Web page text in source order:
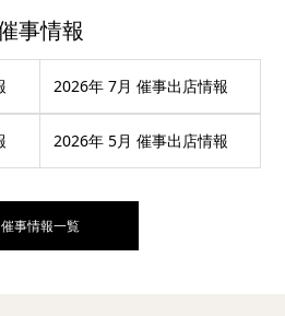
事情報
2026年 7月 催事出店情報
2026年 5月 催事出店情報
催事情報一覧